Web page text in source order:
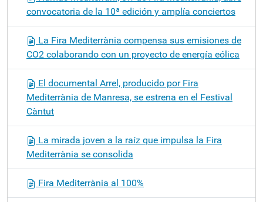
convocatoria de la 10ª edición y amplía conciertos
La Fira Mediterrània compensa sus emisiones de
CO2 colaborando con un proyecto de energía eólica
El documental Arrel, producido por Fira
Mediterrània de Manresa, se estrena en el Festival
Càntut
La mirada joven a la raíz que impulsa la Fira
Mediterrània se consolida
Fira Mediterrània al 100%